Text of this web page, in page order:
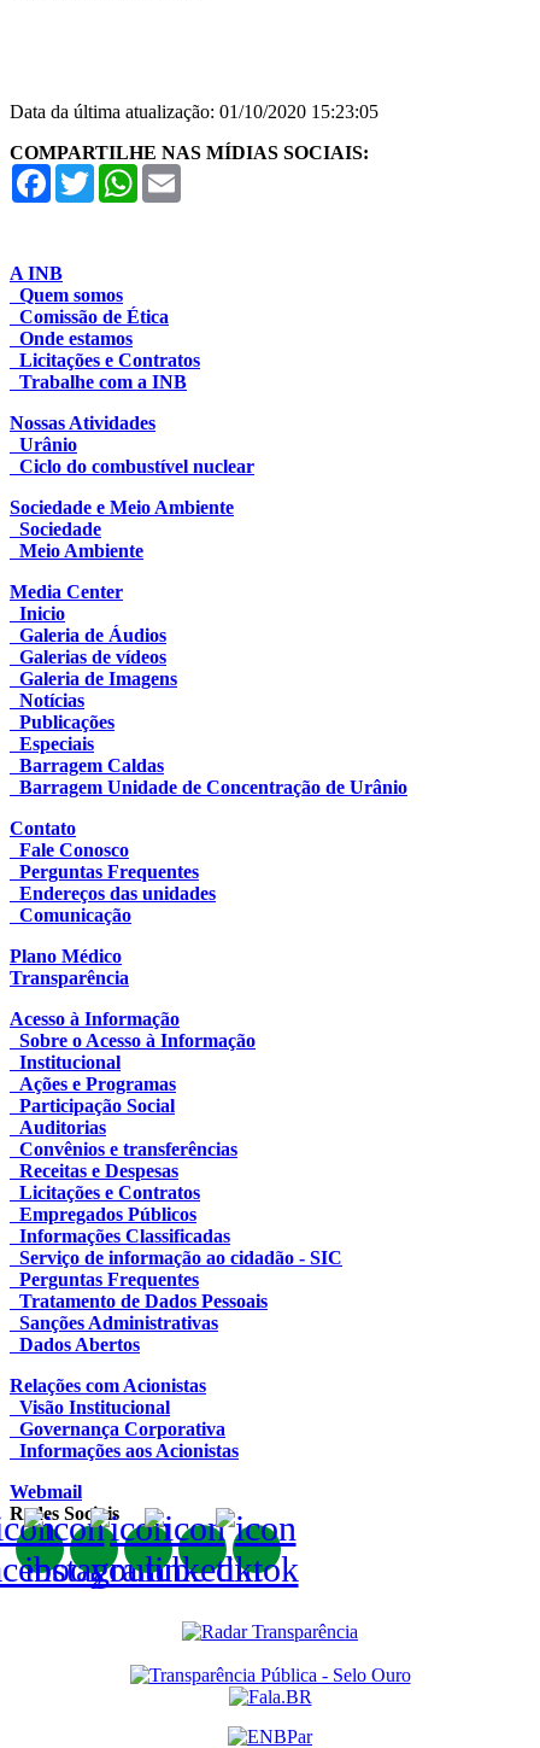
Data da última atualização: 01/10/2020 15:23:05
COMPARTILHE NAS MÍDIAS SOCIAIS:
Facebook
TwitterWhatsApp
A INB
Quem somos
Comissão de Ética
Onde estamos
Licitações e Contratos
Trabalhe com a INB
Nossas Atividades
Urânio
Ciclo do combustível nuclear
Sociedade e Meio Ambiente
Sociedade
Meio Ambiente
Media Center
Inicio
Galeria de Áudios
Galerias de vídeos
Galeria de Imagens
Notícias
Publicações
Especiais
Barragem Caldas
Barragem Unidade de Concentração de Urânio
Contato
Fale Conosco
Perguntas Frequentes
Endereços das unidades
Comunicação
Plano Médico
Transparência
Acesso à Informação
Sobre o Acesso à Informação
Institucional
Ações e Programas
Participação Social
Auditorias
Convênios e transferências
Receitas e Despesas
Licitações e Contratos
Empregados Públicos
Informações Classificadas
Serviço de informação ao cidadão - SIC
Perguntas Frequentes
Tratamento de Dados Pessoais
Sanções Administrativas
Dados Abertos
Relações com Acionistas
Visão Institucional
Governança Corporativa
Informações aos Acionistas
Webmail
Redes Sociais